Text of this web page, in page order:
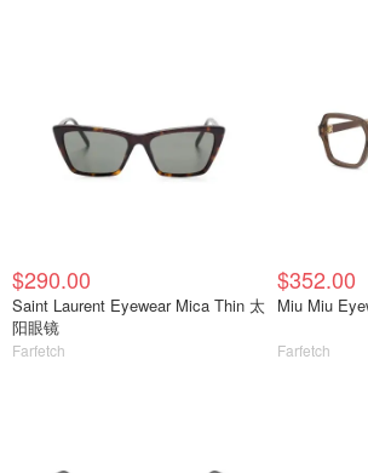
$290.00
Saint Laurent Eyewear Mica Thin 太
阳眼镜
Farfetch
$352.00
Miu Miu
Farfetch